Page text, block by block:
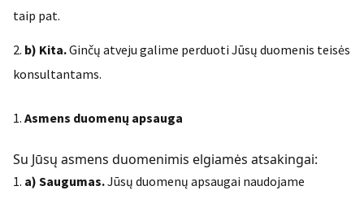
taip pat.
b) Kita.Ginčų atveju galime perduoti Jūsų duomenis teisės
konsultantams.
Asmens duomenų apsauga
Su Jūsų asmens duomenimis elgiamės atsakingai:
a) Saugumas.Jūsų duomenų apsaugai naudojame